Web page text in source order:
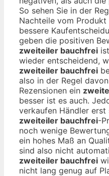
So sehen Sie in der
Nachteile vom
bessere
geben die positiven
zweiteiler bauchfrei
wieder entscheidend,
zweiteiler bauchfrei
also in der Regel
Rezensionen ein
besser ist es auch.
verkaufen Händler
zweiteiler bauchfrei-
noch wenige
ein hohes Maß an
sind also nicht
zweiteiler bauchfrei
nicht lang genug auf